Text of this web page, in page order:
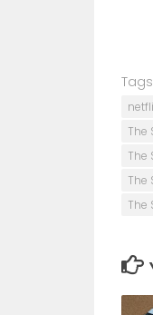
The
The
The
The